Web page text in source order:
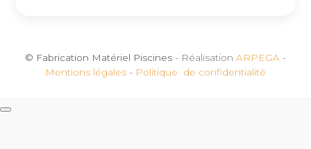
© Fabrication Matériel Piscines - Réalisation ARPEGA -
Mentions légales - Politique de confidentialité